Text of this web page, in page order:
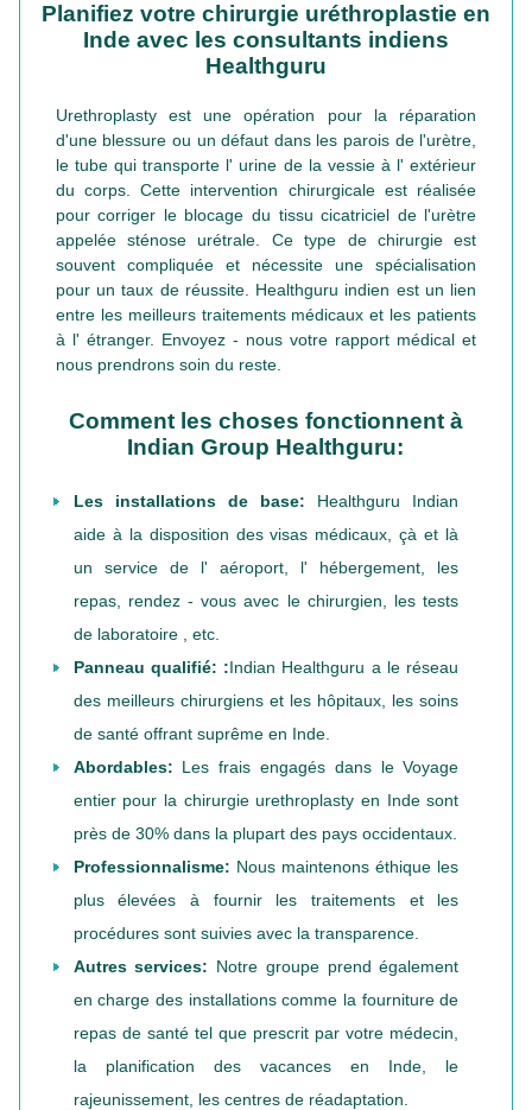
Planifiez votre chirurgie uréthroplastie en
Inde avec les consultants indiens
Healthguru
Urethroplasty est une opération pour la réparation
d'une blessure ou un défaut dans les parois de l'urètre,
le tube qui transporte l' urine de la vessie à l' extérieur
du corps. Cette intervention chirurgicale est réalisée
pour corriger le blocage du tissu cicatriciel de l'urètre
appelée sténose urétrale. Ce type de chirurgie est
souvent compliquée et nécessite une spécialisation
pour un taux de réussite. Healthguru indien est un lien
entre les meilleurs traitements médicaux et les patients
à l' étranger. Envoyez - nous votre rapport médical et
nous prendrons soin du reste.
Comment les choses fonctionnent à
Indian Group Healthguru:
Les installations de base: Healthguru Indian
aide à la disposition des visas médicaux, çà et là
un service de l' aéroport, l' hébergement, les
repas, rendez - vous avec le chirurgien, les tests
de laboratoire , etc.
Panneau qualifié: :Indian Healthguru a le réseau
des meilleurs chirurgiens et les hôpitaux, les soins
de santé offrant suprême en Inde.
Abordables: Les frais engagés dans le Voyage
entier pour la chirurgie urethroplasty en Inde sont
près de 30% dans la plupart des pays occidentaux.
Professionnalisme: Nous maintenons éthique les
plus élevées à fournir les traitements et les
procédures sont suivies avec la transparence.
Autres services: Notre groupe prend également
en charge des installations comme la fourniture de
repas de santé tel que prescrit par votre médecin,
la planification des vacances en Inde, le
rajeunissement, les centres de réadaptation.